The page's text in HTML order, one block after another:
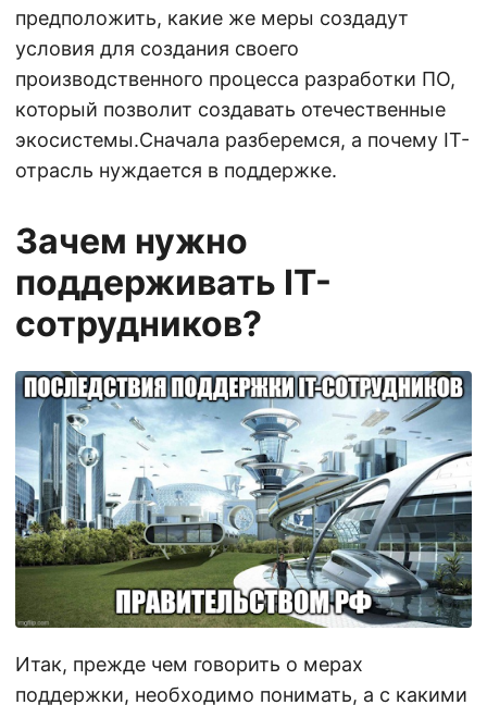
предположить, какие же меры создадут
условия для создания своего
производственного процесса разработки ПО,
который позволит создавать отечественные
экосистемы.Сначала разберемся, а почему IT-
отрасль нуждается в поддержке.
Зачем нужно
поддерживать IT-
сотрудников?
Итак, прежде чем говорить о мерах
поддержки, необходимо понимать, а с какими